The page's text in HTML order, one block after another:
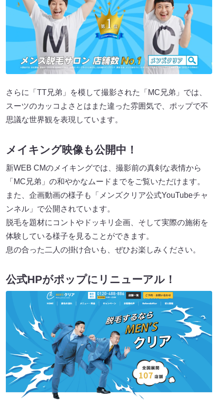
さらに「TT兄弟」を模して撮影された「MC兄弟」では、
スーツのカッコよさとはまた違った雰囲気で、ポップで不
思議な世界観を表現しています。
メイキング映像も公開中！
新WEB CMのメイキングでは、撮影前の真剣な表情から
「MC兄弟」の和やかなムードまでをご覧いただけます。
また、企画動画の様子も「メンズクリア公式YouTubeチャ
ンネル」で公開されています。
脱毛を題材にコントやドッキリ企画、そして実際の施術を
体験している様子を見ることができます。
息の合った二人の掛け合いも、ぜひお楽しみください。
公式HPがポップにリニューアル！